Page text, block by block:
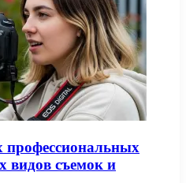
профессиональных
видов съемок и